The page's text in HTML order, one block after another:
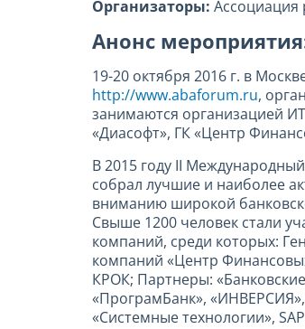
Организаторы: Ассоциация
Анонс
19-20 октября 2016 г. в
http://www.abaforum.ru,
занимаются организацией
«Диасофт», ГК «Центр
В 2015 году II
собрал лучшие и наиболее
вниманию широкой
Свыше 1200 человек стали
компаний, среди которых:
компаний «Центр
КРОК; Партнеры:
«ПрограмБанк», «ИНВЕРСИЯ»,
«Системные технологии»,